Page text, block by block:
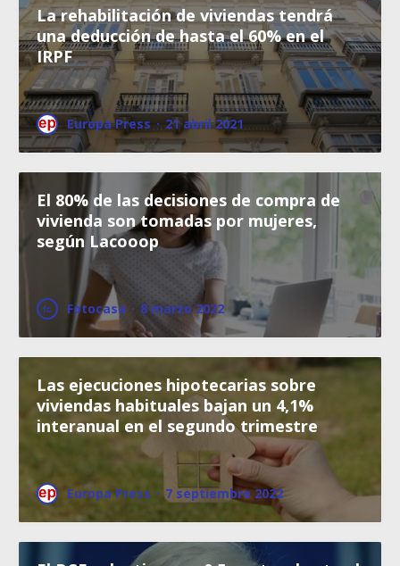
La rehabilitación de viviendas tendrá
una deducción de hasta el 60% en el
IRPF
Europa Press · 21 abril 2021
El 80% de las decisiones de compra de
vivienda son tomadas por mujeres,
según Lacooop
Fotocasa · 8 marzo 2022
Las ejecuciones hipotecarias sobre
viviendas habituales bajan un 4,1%
interanual en el segundo trimestre
Europa Press · 7 septiembre 2022